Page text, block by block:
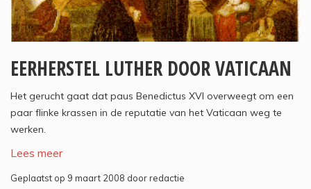
EERHERSTEL LUTHER DOOR VATICAAN
Het gerucht gaat dat paus Benedictus XVI overweegt om een
paar flinke krassen in de reputatie van het Vaticaan weg te
werken.
Lees meer
Geplaatst op 9 maart 2008 door redactie